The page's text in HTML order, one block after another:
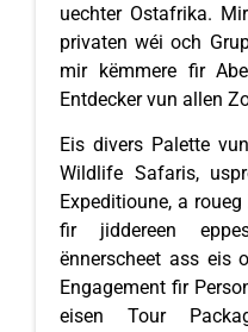
uechter Ostafrika.
privaten wéi och
mir këmmere fir
Entdecker vun allen
Eis divers Palette
Wildlife Safaris,
Expeditioune, a
fir jiddereen
ënnerscheet ass eis
Engagement fir
eisen Tour